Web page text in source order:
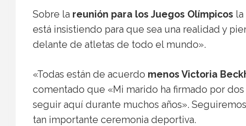
Sobre la reunión para los Juegos Olímpicos la
está insistiendo para que sea una realidad y
delante de atletas de todo el mundo».
«Todas están de acuerdo menos Victoria
comentado que «Mi marido ha firmado por dos
seguir aquí durante muchos años».
tan importante ceremonia deportiva.